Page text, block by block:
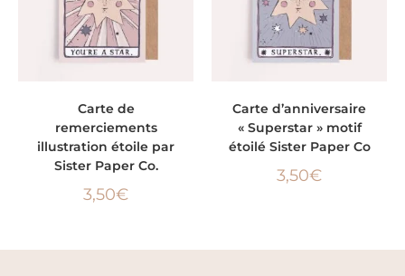
Carte de
remerciements
illustration étoile par
Sister Paper Co.
3,50€
Carte d’anniversaire
« Superstar » motif
étoilé Sister Paper Co
3,50€